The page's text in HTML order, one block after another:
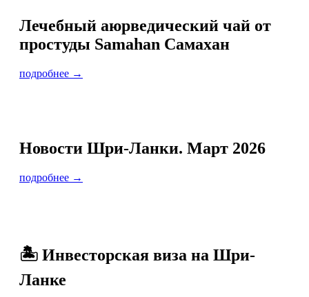
Лечебный аюрведический чай от
простуды Samahan Самахан
подробнее →
Новости Шри-Ланки. Март 2026
подробнее →
🏝 Инвесторская виза на Шри-
Ланке